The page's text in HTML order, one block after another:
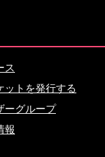
ス
ットを発行する
ーグループ
報